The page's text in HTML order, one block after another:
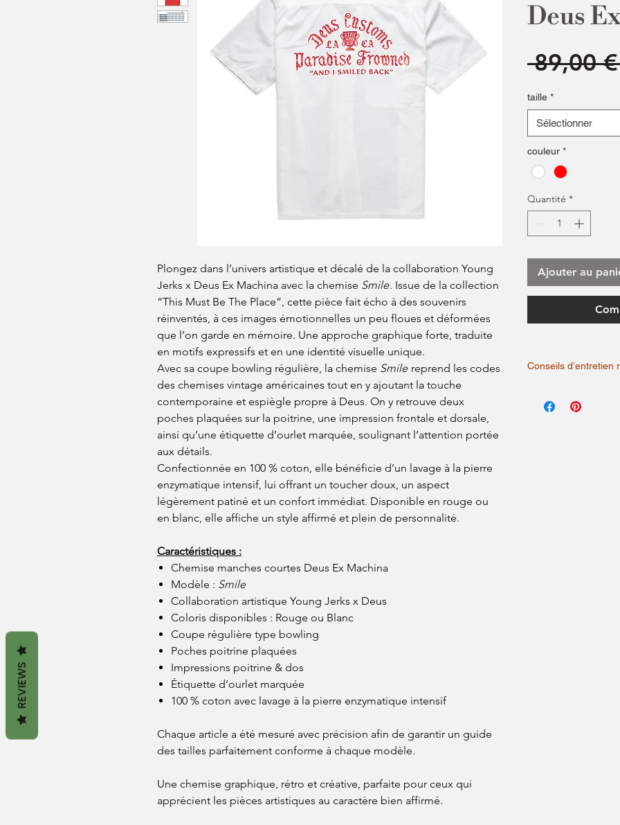
Plongez dans l’univers artistique et décalé de la collaboration Young
Jerks x Deus Ex Machina avec la chemise Smile. Issue de la collection
“This Must Be The Place”, cette pièce fait écho à des souvenirs
réinventés, à ces images émotionnelles un peu floues et déformées
que l’on garde en mémoire. Une approche graphique forte, traduite
en motifs expressifs et en une identité visuelle unique.
Avec sa coupe bowling régulière, la chemise Smile reprend les codes
des chemises vintage américaines tout en y ajoutant la touche
contemporaine et espiègle propre à Deus. On y retrouve deux
poches plaquées sur la poitrine, une impression frontale et dorsale,
ainsi qu’une étiquette d’ourlet marquée, soulignant l’attention portée
aux détails.
Confectionnée en 100 % coton, elle bénéficie d’un lavage à la pierre
enzymatique intensif, lui offrant un toucher doux, un aspect
légèrement patiné et un confort immédiat. Disponible en rouge ou
en blanc, elle affiche un style affirmé et plein de personnalité.
Caractéristiques :
Chemise manches courtes Deus Ex Machina
Modèle : Smile
Collaboration artistique Young Jerks x Deus
Coloris disponibles : Rouge ou Blanc
Coupe régulière type bowling
Poches poitrine plaquées
Impressions poitrine & dos
Étiquette d’ourlet marquée
100 % coton avec lavage à la pierre enzymatique intensif
Chaque article a été mesuré avec précision afin de garantir un guide
des tailles parfaitement conforme à chaque modèle.
Une chemise graphique, rétro et créative, parfaite pour ceux qui
apprécient les pièces artistiques au caractère bien affirmé.
Deus
89,00
taille *
Sélectionner
couleur *
Quantité *
Ajouter au
Conseils d’entretien
Laver à 30°C
REVIEWS